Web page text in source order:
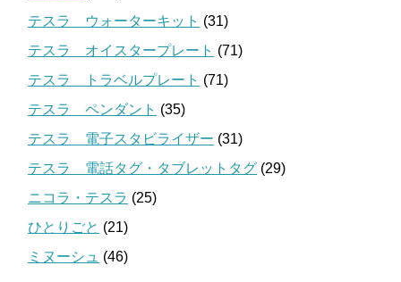
テスラ ウォーターキット (31)
テスラ オイスタープレート (71)
テスラ トラベルプレート (71)
テスラ ペンダント (35)
テスラ 電子スタビライザー (31)
テスラ 電話タグ・タブレットタグ (29)
ニコラ・テスラ (25)
ひとりごと (21)
ミヌーシュ (46)